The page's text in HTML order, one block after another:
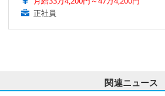
正社員
関連ニュース